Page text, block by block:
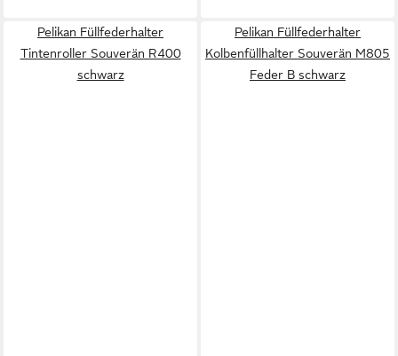
Pelikan Füllfederhalter
Tintenroller Souverän R400
schwarz
Pelikan Füllfederhalter
Kolbenfüllhalter Souverän M805
Feder B schwarz